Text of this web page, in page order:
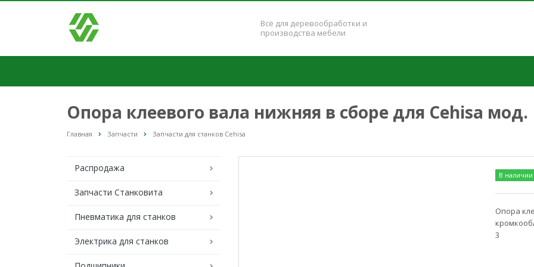
Всё для деревообработки и
производства мебели
Опора клеевого вала нижняя в сборе для Cehisa мод.
Главная Запчасти Запчасти для станков Cehisa
Распродажа
Запчасти Станковита
Пневматика для станков
Электрика для станков
В наличии
Опора
3